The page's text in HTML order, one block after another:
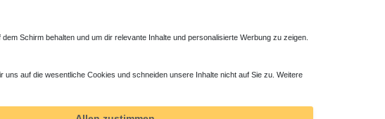
Duschsystem mit Einhebelmischer
365,40 € *
Schirm behalten und um dir relevante Inhalte und personalisierte Werbung zu zeigen.
uns auf die wesentliche Cookies und schneiden unsere Inhalte nicht auf Sie zu. Weitere